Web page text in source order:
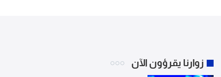
زوارنا يقرؤون الآن